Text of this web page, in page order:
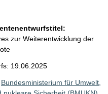
zur Weiterentwicklung der
19.06.2025
Bundesministerium für Umwelt,